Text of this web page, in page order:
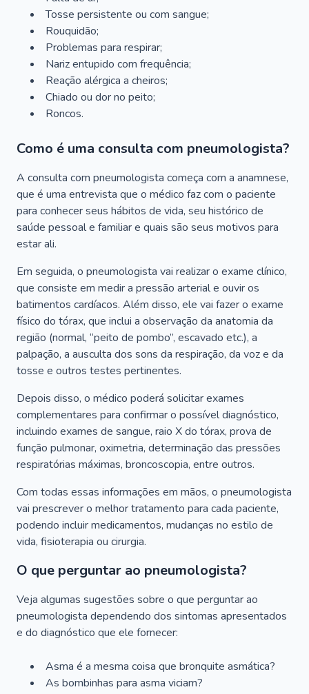
Tosse persistente ou com sangue;
Rouquidão;
Problemas para respirar;
Nariz entupido com frequência;
Reação alérgica a cheiros;
Chiado ou dor no peito;
Roncos.
Como é uma consulta com pneumologista?
A consulta com pneumologista começa com a anamnese,
que é uma entrevista que o médico faz com o paciente
para conhecer seus hábitos de vida, seu histórico de
saúde pessoal e familiar e quais são seus motivos para
estar ali.
Em seguida, o pneumologista vai realizar o exame clínico,
que consiste em medir a pressão arterial e ouvir os
batimentos cardíacos. Além disso, ele vai fazer o exame
físico do tórax, que inclui a observação da anatomia da
região (normal, “peito de pombo”, escavado etc.), a
palpação, a ausculta dos sons da respiração, da voz e da
tosse e outros testes pertinentes.
Depois disso, o médico poderá solicitar exames
complementares para confirmar o possível diagnóstico,
incluindo exames de sangue, raio X do tórax, prova de
função pulmonar, oximetria, determinação das pressões
respiratórias máximas, broncoscopia, entre outros.
Com todas essas informações em mãos, o pneumologista
vai prescrever o melhor tratamento para cada paciente,
podendo incluir medicamentos, mudanças no estilo de
vida, fisioterapia ou cirurgia.
O que perguntar ao pneumologista?
Veja algumas sugestões sobre o que perguntar ao
pneumologista dependendo dos sintomas apresentados
e do diagnóstico que ele fornecer:
Asma é a mesma coisa que bronquite asmática?
As bombinhas para asma viciam?